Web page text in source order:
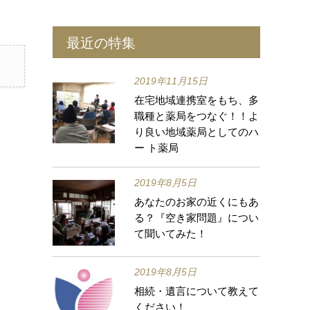
最近の特集
2019年11月15日
在宅地域連携室をもち、多
職種と薬局をつなぐ！！よ
り良い地域薬局としてのハ
ー ト薬局
2019年8月5日
あなたのお家の近くにもあ
る？『空き家問題』につい
て聞いてみた！
2019年8月5日
相続・遺言について教えて
ください！